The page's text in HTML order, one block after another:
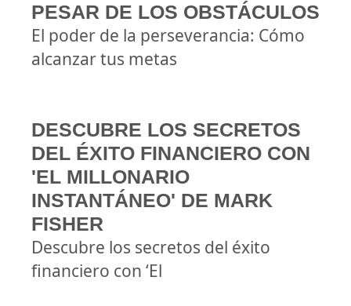
PESAR DE LOS OBSTÁCULOS
El poder de la perseverancia: Cómo
alcanzar tus metas
DESCUBRE LOS SECRETOS
DEL ÉXITO FINANCIERO CON
'EL MILLONARIO
INSTANTÁNEO' DE MARK
FISHER
Descubre los secretos del éxito
financiero con ‘El